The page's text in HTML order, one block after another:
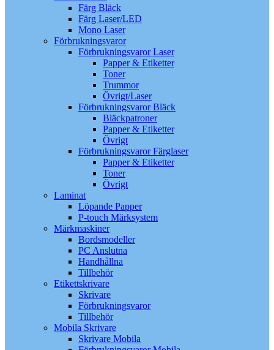
Färg Bläck
Färg Laser/LED
Mono Laser
Förbrukningsvaror
Förbrukningsvaror Laser
Papper & Etiketter
Toner
Trummor
Övrigt/Laser
Förbrukningsvaror Bläck
Bläckpatroner
Papper & Etiketter
Övrigt
Förbrukningsvaror Färglaser
Papper & Etiketter
Toner
Övrigt
Laminat
Löpande Papper
P-touch Märksystem
Märkmaskiner
Bordsmodeller
PC Anslutna
Handhållna
Tillbehör
Etikettskrivare
Skrivare
Förbrukningsvaror
Tillbehör
Mobila Skrivare
Skrivare Mobila